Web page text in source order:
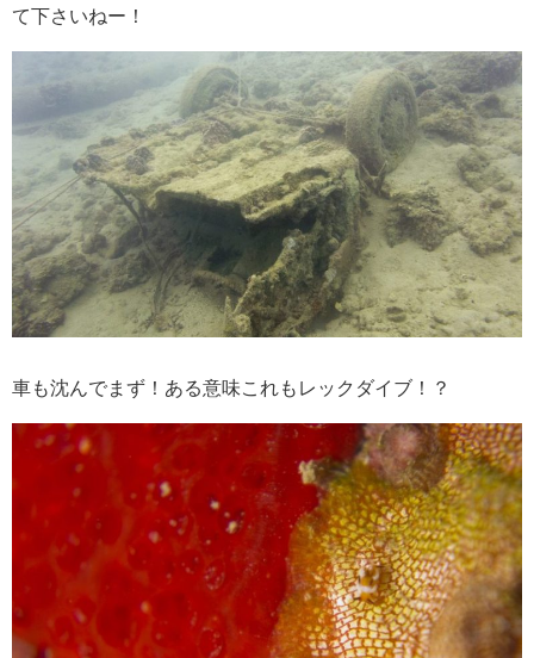
て下さいねー！
車も沈んでまず！ある意味これもレックダイブ！？